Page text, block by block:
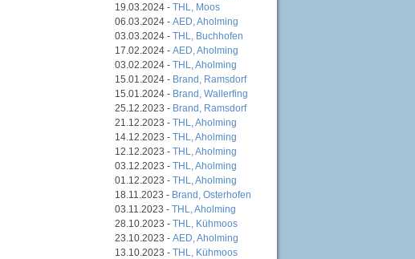
19.03.2024 - THL, Moos
06.03.2024 - AED, Aholming
03.03.2024 - THL, Buchhofen
17.02.2024 - AED, Aholming
03.02.2024 - THL, Aholming
15.01.2024 - Brand, Ramsdorf
15.01.2024 - Brand, Wallerfing
25.12.2023 - Brand, Ramsdorf
21.12.2023 - THL, Aholming
14.12.2023 - THL, Aholming
12.12.2023 - THL, Aholming
03.12.2023 - THL, Aholming
01.12.2023 - THL, Aholming
18.11.2023 - Brand, Osterhofen
03.11.2023 - THL, Aholming
28.10.2023 - THL, Kühmoos
23.10.2023 - AED, Aholming
13.10.2023 - THL, Kühmoos